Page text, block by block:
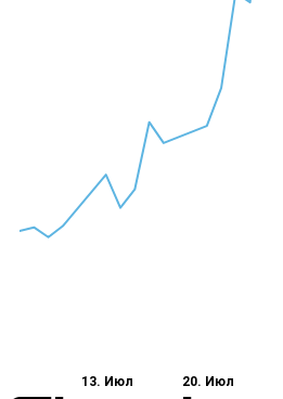
13. Июл 20. Июл